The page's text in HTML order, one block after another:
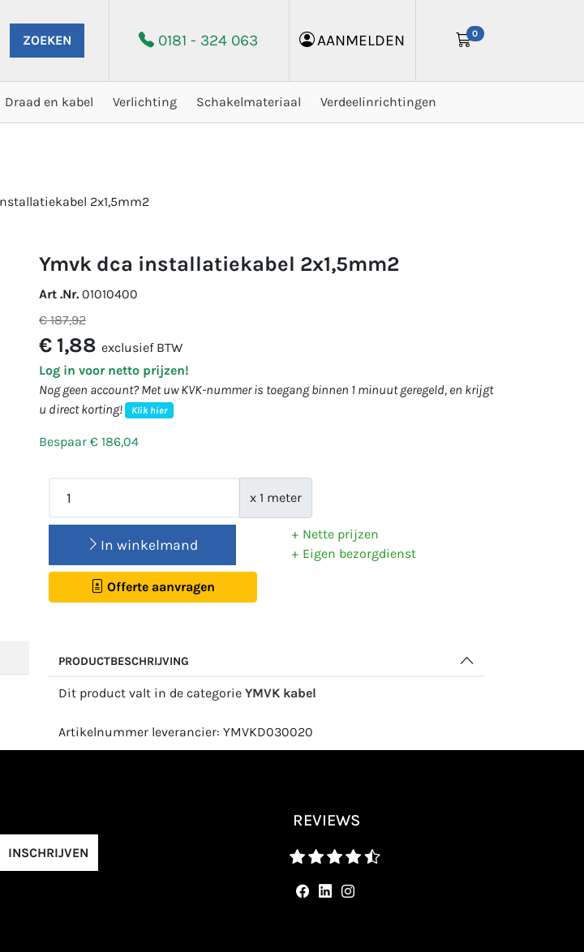
ZOEKEN 0181 - 324 063 AANMELDEN 0
Draad en kabel Verlichting Schakelmateriaal Verdeelinrichtingen
2x1,5mm2
ymvk dca installatiekabel 2x1,5mm2
Art .Nr. 01010400
€ 187,92
€ 1,88 exclusief BTW
Log in voor netto prijzen!
Nog geen account? Met uw KVK-nummer is toegang binnen 1 minuut geregeld, en krijgt
u direct korting!
Klik hier
Bespaar € 186,04
x 1 meter
In winkelmand
Offerte aanvragen
Nette prijzen
Eigen bezorgdienst
PRODUCTBESCHRIJVING
Dit product valt in de categorie YMVK kabel
Artikelnummer leverancier: YMVKD030020
INSCHRIJVEN
REVIEWS